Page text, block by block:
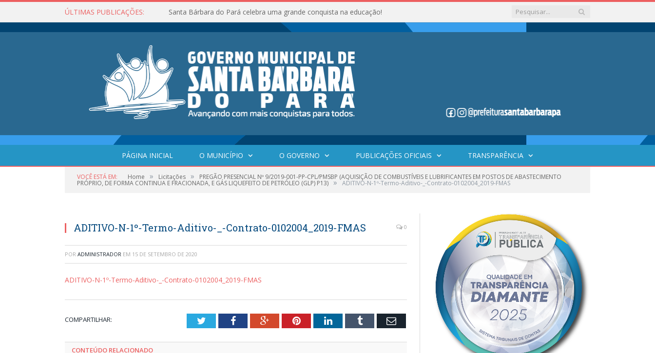
ÚLTIMAS PUBLICAÇÕES: Santa Bárbara do Pará celebra uma grande conquista na educação!
PÁGINA INICIAL O MUNICÍPIO O GOVERNO PUBLICAÇÕES OFICIAIS TRANSPARÊNCIA
VOCÊ ESTÁ EM: Home » Licitações » PREGÃO PRESENCIAL Nº 9/2019-001-PP-CPL/PMSBP (AQUISIÇÃO DE COMBUSTÍVEIS E LUBRIFICANTES EM POSTOS DE ABASTECIMENTO
PRÓPRIO, DE FORMA CONTINUA E FRACIONADA, E GÁS LIQUEFEITO DE PETRÓLEO (GLP) P13) » ADITIVO-N-1º-Termo-Aditivo-_-Contrato-0102004_2019-FMAS
ADITIVO-N-1º-Termo-Aditivo-_-Contrato-0102004_2019-FMAS 0
POR ADMINISTRADOR EM 15 DE SETEMBRO DE 2020
ADITIVO-N-1º-Termo-Aditivo-_-Contrato-0102004_2019-FMAS
COMPARTILHAR: TwitterFacebookGoogle+PinterestLinkedInTumblr Email
CONTEÚDO RELACIONADO